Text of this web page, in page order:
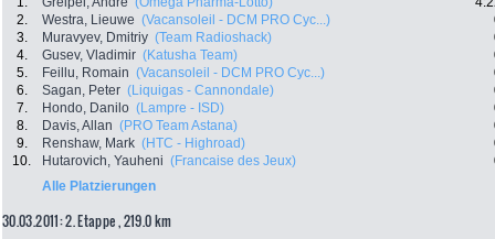
2.
Westra, Lieuwe (Vacansoleil - DCM PRO Cyc...)
3.
Muravyev, Dmitriy (Team Radioshack)
4.
Gusev, Vladimir (Katusha Team)
5.
Feillu, Romain (Vacansoleil - DCM PRO Cyc...)
6.
Sagan, Peter (Liquigas - Cannondale)
7.
Hondo, Danilo (Lampre - ISD)
8.
Davis, Allan (PRO Team Astana)
9.
Renshaw, Mark (HTC - Highroad)
10.
Hutarovich, Yauheni (Francaise des Jeux)
Alle Platzierungen
30.03.2011: 2. Etappe , 219.0 km